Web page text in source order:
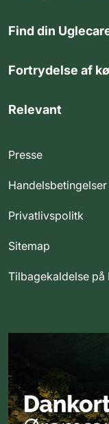
Find din
Fortrydelse af
Relevant
Presse
Handelsbetingelser
Privatlivspolitk
Sitemap
Tilbagekaldelse